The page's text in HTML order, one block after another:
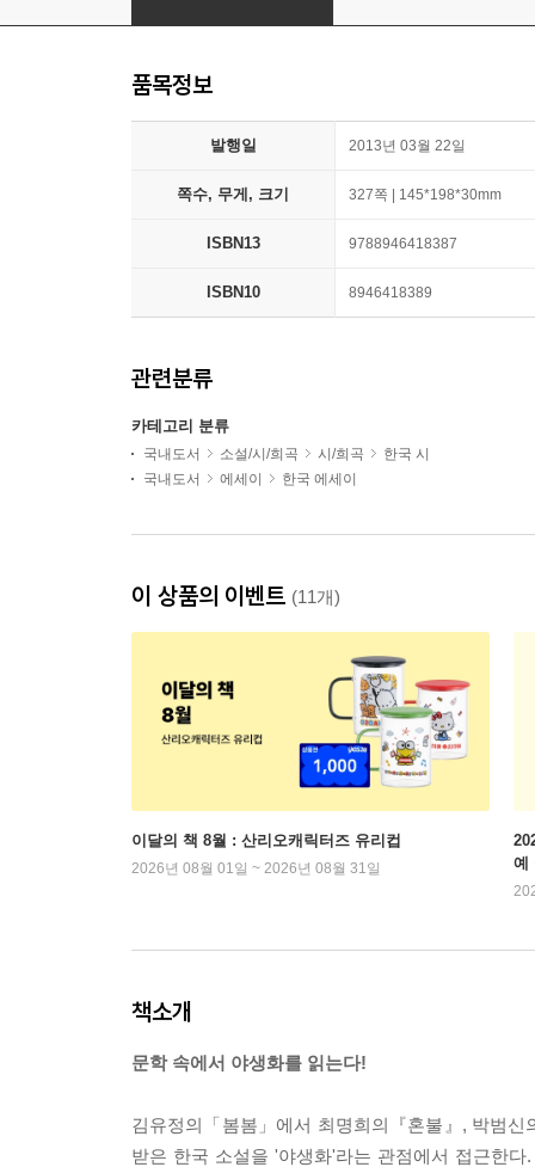
품목정보
발행일 2013년 03월 22일
쪽수, 무게, 크기 327쪽 | 145*198*30mm
ISBN13 9788946418387
ISBN10 8946418389
관련분류
카테고리 분류
국내도서 소설/시/희곡 시/희곡
한국 시
국내도서
에세이 한국 에세이
이 상품의 이벤트 (11개)
이달의 책 8월 : 산리오캐릭터즈 유리컵
2026년 08월 01일 ~ 2026년 08월 31일
예
책소개
문학 속에서 야생화를 읽는다!
김유정의「봄봄」에서 최명희의『혼불』, 박범
받은 한국 소설을 '야생화'라는 관점에서 접근한